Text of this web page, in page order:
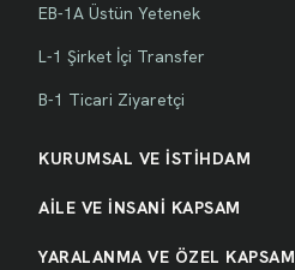
EB-1A Üstün Yetenek
L-1 Şirket İçi Transfer
B-1 Ticari Ziyaretçi
KURUMSAL VE İSTİHDAM
AİLE VE İNSANİ KAPSAM
YARALANMA VE ÖZEL KAPSAM